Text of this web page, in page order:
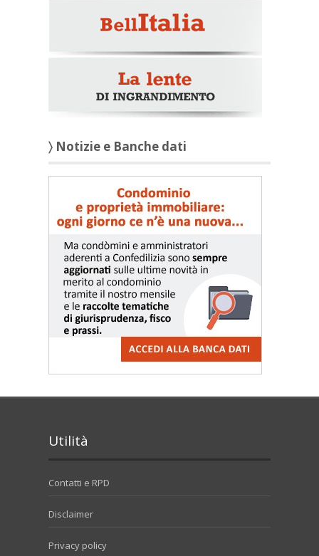
〉 Notizie e Banche dati
Utilità
Contatti e RPD
Disclaimer
Privacy policy